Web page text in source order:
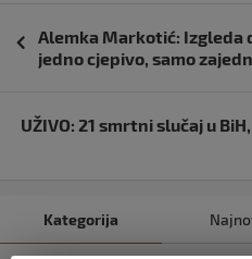
objava
Alemka Markotić: Izgleda
jedno cjepivo, samo
UŽIVO: 21 smrtni slučaj u
Kategorija